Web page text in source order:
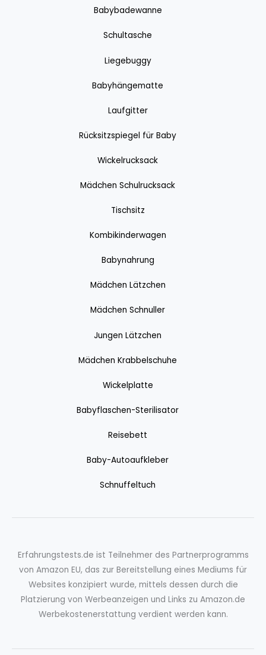
Babybadewanne
Schultasche
Liegebuggy
Babyhängematte
Laufgitter
Rücksitzspiegel für Baby
Wickelrucksack
Mädchen Schulrucksack
Tischsitz
Kombikinderwagen
Babynahrung
Mädchen Lätzchen
Mädchen Schnuller
Jungen Lätzchen
Mädchen Krabbelschuhe
Wickelplatte
Babyflaschen-Sterilisator
Reisebett
Baby-Autoaufkleber
Schnuffeltuch
Erfahrungstests.de ist Teilnehmer des Partnerprogramms
von Amazon EU, das zur Bereitstellung eines Mediums für
Websites konzipiert wurde, mittels dessen durch die
Platzierung von Werbeanzeigen und Links zu Amazon.de
Werbekostenerstattung verdient werden kann.